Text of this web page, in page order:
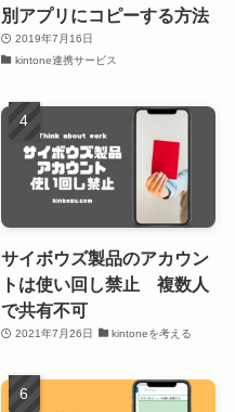
別アプリにコピーする方法
2019年7月16日
kintone連携サービス
サイボウズ製品のアカウン
トは使い回し禁止 複数人
で共有不可
2021年7月26日 kintoneを考える